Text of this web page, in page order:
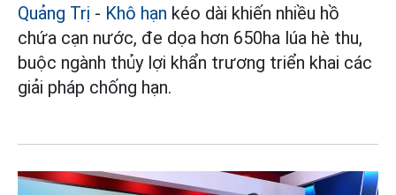
Quảng Trị - Khô hạn kéo dài khiến nhiều hồ
chứa cạn nước, đe dọa hơn 650ha lúa hè thu,
buộc ngành thủy lợi khẩn trương triển khai các
giải pháp chống hạn.